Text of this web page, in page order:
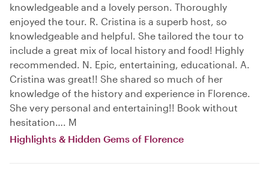
knowledgeable and a lovely person. Thoroughly
enjoyed the tour. R. Cristina is a superb host, so
knowledgeable and helpful. She tailored the tour to
include a great mix of local history and food! Highly
recommended. N. Epic, entertaining, educational. A.
Cristina was great!! She shared so much of her
knowledge of the history and experience in Florence.
She very personal and entertaining!! Book without
hesitation…. M
Highlights & Hidden Gems of Florence